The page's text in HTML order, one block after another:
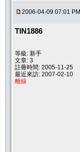
2006-04-09 07:01 PM
TIN1886
等級: 新手
文章: 3
註冊時間: 2005-11-25
最近來訪: 2007-02-10
離線